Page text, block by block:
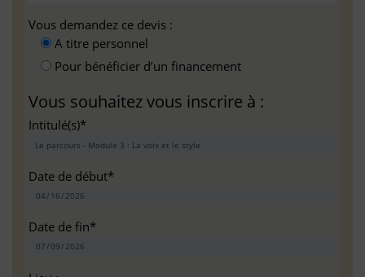
Vous demandez ce devis :
A titre personnel
Pour bénéficier d’un financement
Vous souhaitez vous inscrire à :
Intitulé(s)*
Date de début*
Date de fin*